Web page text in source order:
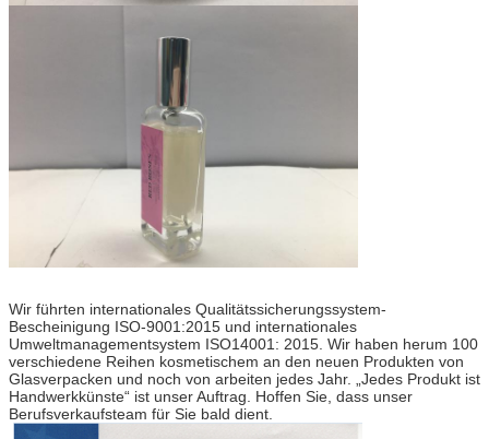
Wir führten internationales Qualitätssicherungssystem-
Bescheinigung ISO-9001:2015 und internationales
Umweltmanagementsystem ISO14001: 2015. Wir haben herum 100
verschiedene Reihen kosmetischem an den neuen Produkten von
Glasverpacken und noch von arbeiten jedes Jahr. „Jedes Produkt ist
Handwerkkünste“ ist unser Auftrag. Hoffen Sie, dass unser
Berufsverkaufsteam für Sie bald dient.